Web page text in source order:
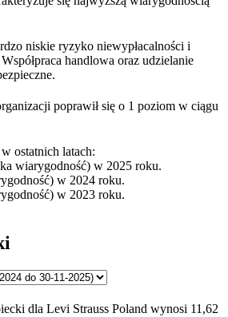
niskie ryzyko niewypłacalności i
handlowa oraz udzielanie
poprawił się o 1 poziom w ciągu
ostatnich latach:
wiarygodność) w 2025 roku.
w 2024 roku.
w 2023 roku.
dla Levi Strauss Poland wynosi 11,62